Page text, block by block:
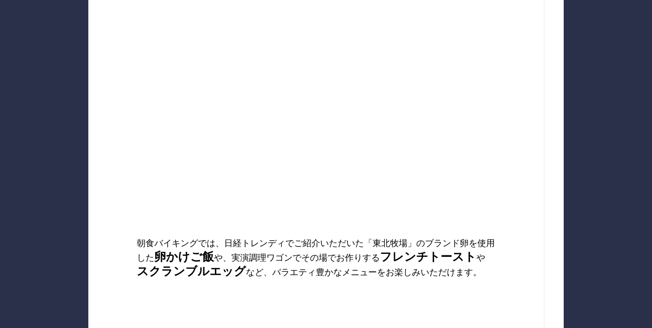
朝食バイキングでは、日経トレンディでご紹介いただいた「東北牧場」のブランド卵を使用
した卵かけご飯や、実演調理ワゴンでその場でお作りするフレンチトースト や
スクランブルエッグなど、バラエティ豊かなメニューをお楽しみいただけます。